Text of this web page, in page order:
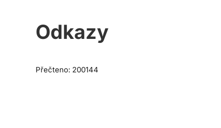
Odkazy
Přečteno: 200144